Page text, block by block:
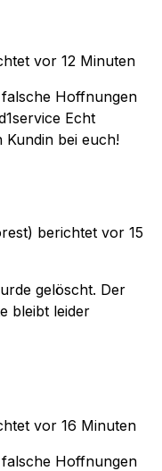
vor 12 Minuten
Hoffnungen
Echt
bei euch!
berichtet vor 15
gelöscht. Der
bleibt leider
vor 16 Minuten
Hoffnungen